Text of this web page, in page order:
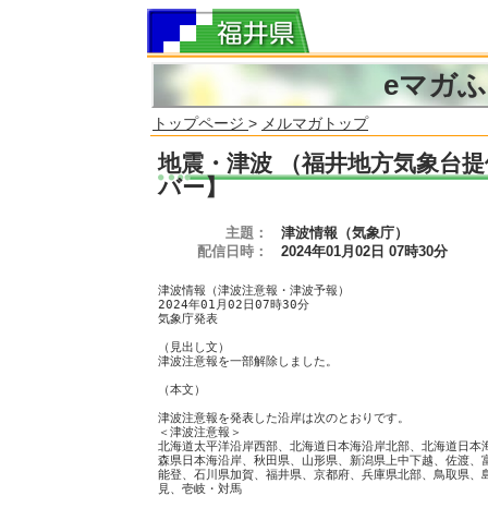
eマガ
トップページ > メルマガトップ
地震・津波 （福井地方気象台
バー】
主題：
津波情報（気象庁）
配信日時：
2024年01月02日 07時30分
津波情報（津波注意報・津波予報）
2024年01月02日07時30分
気象庁発表
（見出し文）
津波注意報を一部解除しました。
（本文）
津波注意報を発表した沿岸は次のとおりです。
＜津波注意報＞
北海道太平洋沿岸西部、北海道日本海沿岸北部、北海道日本
森県日本海沿岸、秋田県、山形県、新潟県上中下越、佐渡、
能登、石川県加賀、福井県、京都府、兵庫県北部、鳥取県、
見、壱岐・対馬